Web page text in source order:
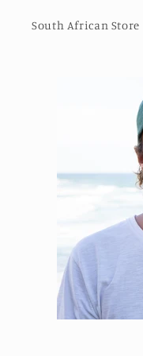
South African Store